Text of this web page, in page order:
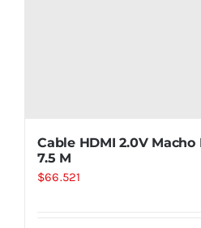
Cable HDMI 2.0V Macho
7.5 M
$66.521